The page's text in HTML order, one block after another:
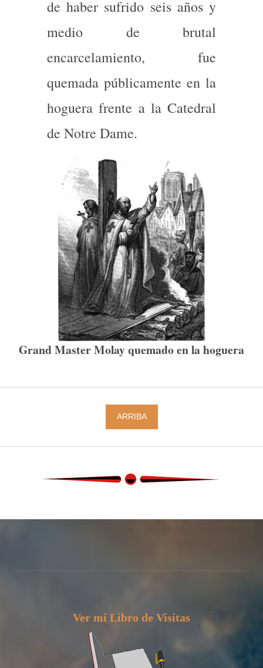
de haber sufrido seis años y
medio de brutal
encarcelamiento, fue
quemada públicamente en la
hoguera frente a la Catedral
de Notre Dame.
Grand Master Molay quemado en la hoguera
ARRIBA
Ver mi Libro de Visitas